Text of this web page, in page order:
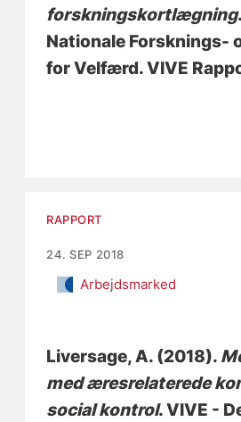
forskningskortlægning
Nationale Forsknings-
for Velfærd. VIVE
RAPPORT
24. SEP 2018
Arbejdsmarked
Liversage, A. (2018).
med æresrelaterede
social kontrol. VIVE -